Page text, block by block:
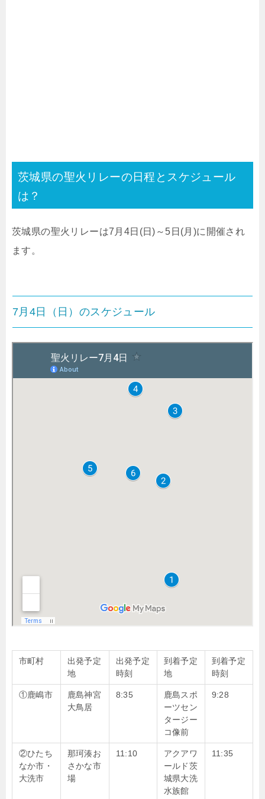
茨城県の聖火リレーの日程とスケジュール
は？
茨城県の聖火リレーは7月4日(日)～5日(月)に開催され
ます。
7月4日（日）のスケジュール
市町村
出発予定
地
出発予定
時刻
到着予定
地
到着予定
時刻
①鹿嶋市
鹿島神宮
大鳥居
8:35
鹿島スポ
ーツセン
タージー
コ像前
9:28
②ひたち
なか市・
大洗市
那珂湊お
さかな市
場
11:10
アクアワ
ールド茨
城県大洗
水族館
11:35